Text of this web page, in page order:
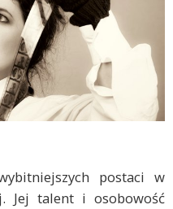
postaci w
Jej talent i osobowość